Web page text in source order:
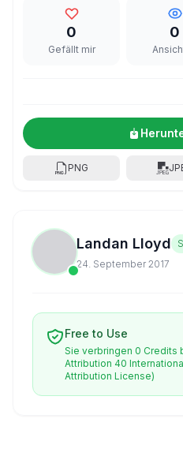
0
Gefällt mir
0
PNG
Landan Lloyd
24. September 2017
Free to Use
Sie verbringen 0 Credits
Attribution 40
Attribution License)